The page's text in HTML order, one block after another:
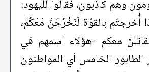
وهم كاذبون، فقالوا لليهود:
أُخرجتُم بالقوّة لَنَخْرُجَنَّ مَعَكُمْ،
معكم -هؤلاء اسمهم في
الطابور الخامس أي المواطنون